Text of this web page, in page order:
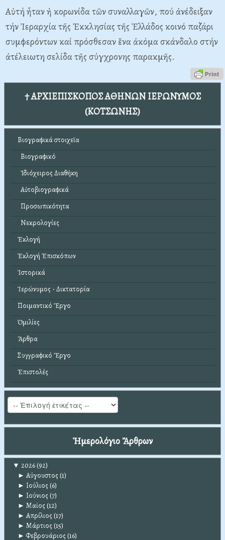
Aὐτή ἦταν ἡ κορωνίδα τῶν συναλλαγῶν, πού ἀνέδειξαν
τήν Ἱεραρχία τῆς Ἐκκλησίας τῆς Ἑλλάδος κοινό παζάρι
συμφερόντων καί πρόσθεσαν ἕνα ἀκόμα σκάνδαλο στήν
ἀτέλειωτη σελίδα τῆς σύγχρονης παρακμῆς.
† ΑΡΧΙΕΠΙΣΚΟΠΟΣ ΑΘΗΝΩΝ ΙΕΡΩΝΥΜΟΣ
(ΚΟΤΣΩΝΗΣ)
Βιογραφικά στοιχεῖα
Βιογραφικό
Ἰδιόχειρος Διαθήκη
Αὐτοβιογραφικά
Προσωπικότητα
Νεκρολογίες
Ἐκλογή
Ἐκλογή Ἐπισκόπων
Ἱστορικά
Ἱερώνυμος - Δικτατορία
Ποιμαντικό Ἔργο
Ὁμιλίες
Ἄρθρα
Συγγραφικό Ἔργο
Ἐπιστολές
Ἡμερολόγιο Ἄρθρων
▼ 2026(92)
► Αύγουστος (1)
► Ιούλιος (6)
► Ιούνιος (7)
► Μαϊος (12)
► Απρίλιος (17)
► Μάρτιος (15)
► Φεβρουάριος (16)